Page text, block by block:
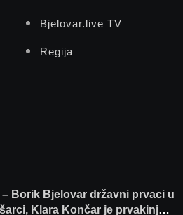
Bjelovar.live TV
Regija
– Borik Bjelovar državni prvaci u
Klara Končar je prvakinja